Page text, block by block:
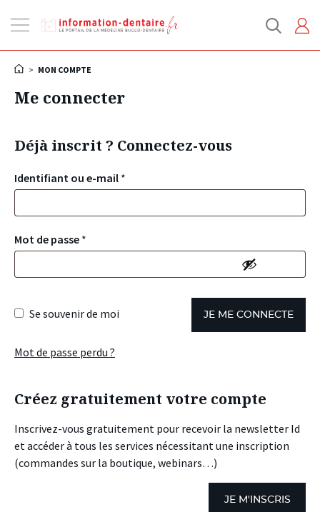
la
> MON COMPTE
Me connecter
Déjà inscrit ? Connectez-vous
Identifiant ou e-mail *
Mot de passe *
Se souvenir de moi JE ME CONNECTE
Mot de passe perdu ?
Créez gratuitement votre compte
Inscrivez-vous gratuitement pour recevoir la newsletter Id
et accéder à tous les services nécessitant une inscription
(commandes sur la boutique, webinars…)
JE M'INSCRIS